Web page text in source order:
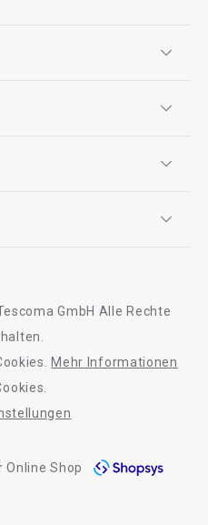
GmbH Alle Rechte
Mehr Informationen
Shop